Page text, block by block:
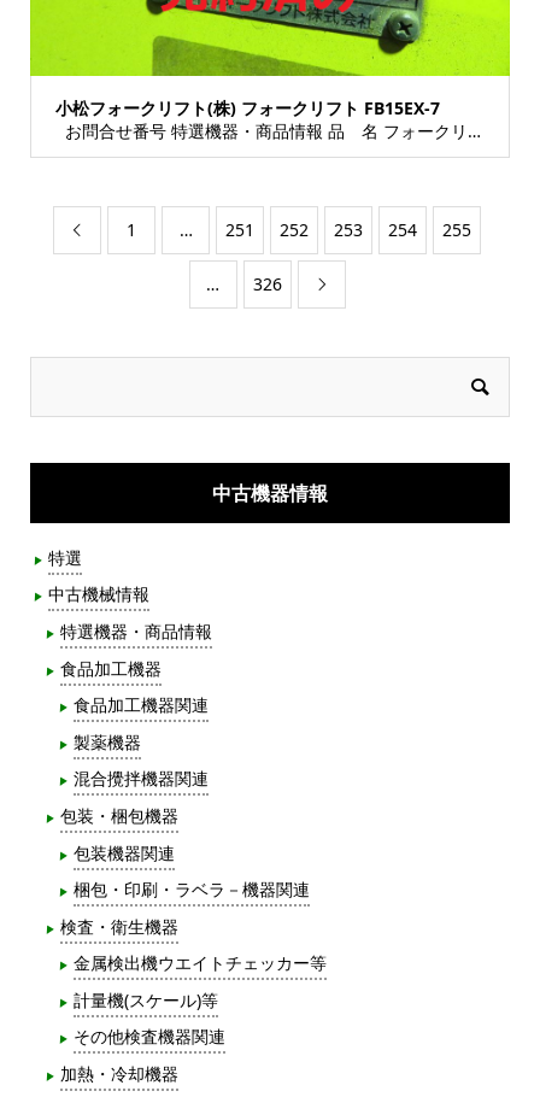
小松フォークリフト(株) フォークリフト FB15EX-7
お問合せ番号 特選機器・商品情報 品 名 フォークリフト 型 式 FB15EX-7 種...
 1 … 251 252 253 254 255
… 326 
中古機器情報
特選
中古機械情報
特選機器・商品情報
食品加工機器
食品加工機器関連
製薬機器
混合攪拌機器関連
包装・梱包機器
包装機器関連
梱包・印刷・ラベラ－機器関連
検査・衛生機器
金属検出機ウエイトチェッカー等
計量機(スケール)等
その他検査機器関連
加熱・冷却機器